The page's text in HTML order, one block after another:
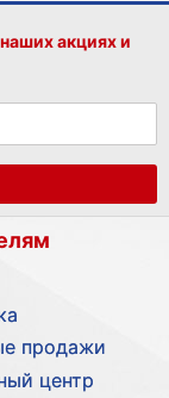
акциях и
продажи
центр